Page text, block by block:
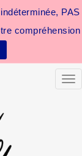
PAS
compréhension